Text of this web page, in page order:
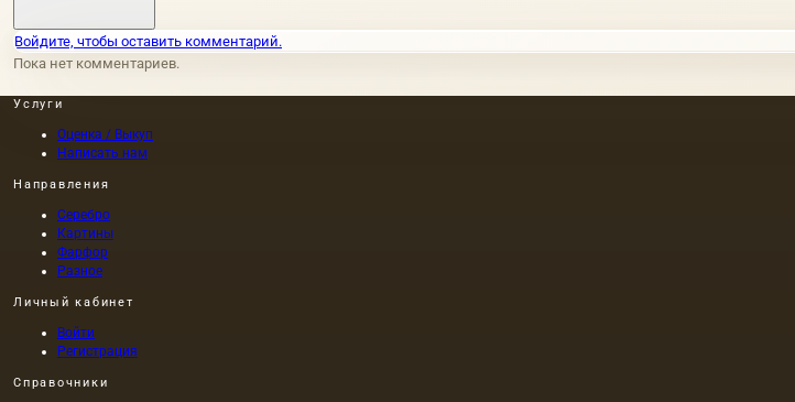
Войдите, чтобы оставить комментарий.
Пока нет комментариев.
Услуги
Оценка / Выкуп
Написать нам
Направления
Серебро
Картины
Фарфор
Разное
Личный кабинет
Войти
Регистрация
Справочники